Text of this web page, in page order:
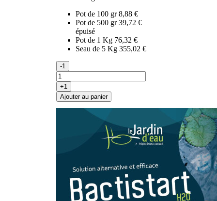
Pot de 100 gr8,88 €
Pot de 500 gr39,72 €
épuisé
Pot de 1 Kg 76,32 €
Seau de 5 Kg 355,02 €
-1
+1
Ajouter au panier